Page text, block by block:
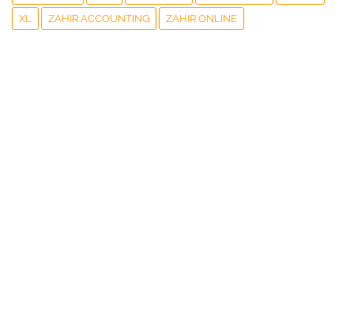
XL ZAHIR ACCOUNTING ZAHIR ONLINE